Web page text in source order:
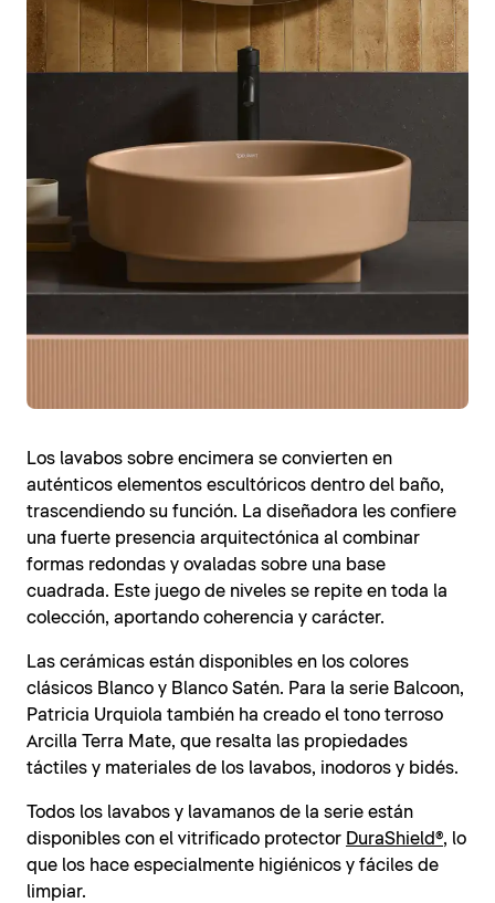
Los lavabos sobre encimera se convierten en
auténticos elementos escultóricos dentro del baño,
trascendiendo su función. La diseñadora les confiere
una fuerte presencia arquitectónica al combinar
formas redondas y ovaladas sobre una base
cuadrada. Este juego de niveles se repite en toda la
colección, aportando coherencia y carácter.
Las cerámicas están disponibles en los colores
clásicos Blanco y Blanco Satén. Para la serie Balcoon,
Patricia Urquiola también ha creado el tono terroso
Arcilla Terra Mate, que resalta las propiedades
táctiles y materiales de los lavabos, inodoros y bidés.
Todos los lavabos y lavamanos de la serie están
disponibles con el vitrificado protector DuraShield®, lo
que los hace especialmente higiénicos y fáciles de
limpiar.